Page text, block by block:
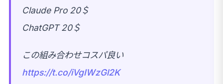
Claude Pro 20＄
ChatGPT 20＄
この組み合わせコスパ良い
https://t.co/iVgIWzGl2K